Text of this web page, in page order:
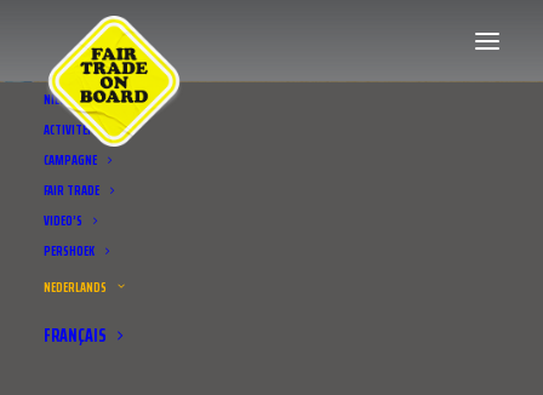
NIEUWS
ACTIVITEITEN
CAMPAGNE
FAIR TRADE
VIDEO’S
PERSHOEK
NEDERLANDS
FRANÇAIS